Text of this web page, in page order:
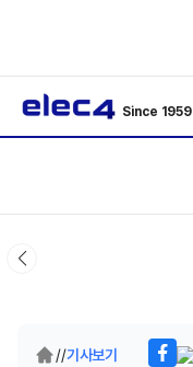
Since 1959
//기사보기